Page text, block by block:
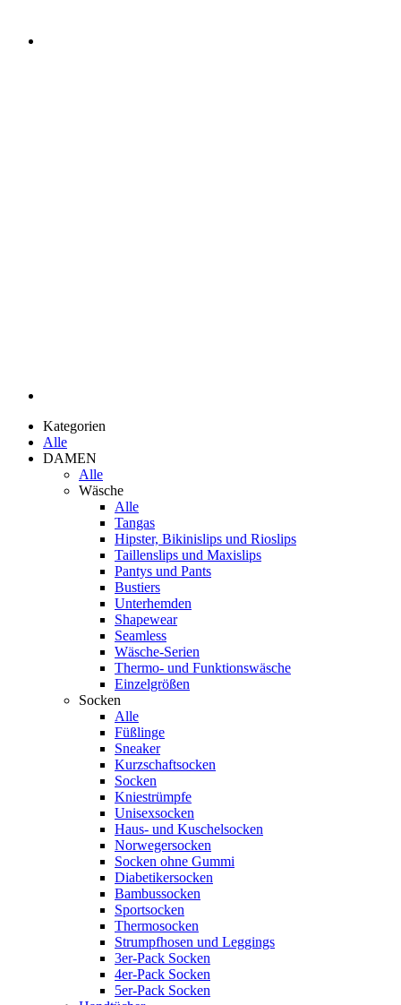
Kategorien
Alle
DAMEN
Alle
Wäsche
Alle
Tangas
Hipster, Bikinislips und Rioslips
Taillenslips und Maxislips
Pantys und Pants
Bustiers
Unterhemden
Shapewear
Seamless
Wäsche-Serien
Thermo- und Funktionswäsche
Einzelgrößen
Socken
Alle
Füßlinge
Sneaker
Kurzschaftsocken
Socken
Kniestrümpfe
Unisexsocken
Haus- und Kuschelsocken
Norwegersocken
Socken ohne Gummi
Diabetikersocken
Bambussocken
Sportsocken
Thermosocken
Strumpfhosen und Leggings
3er-Pack Socken
4er-Pack Socken
5er-Pack Socken